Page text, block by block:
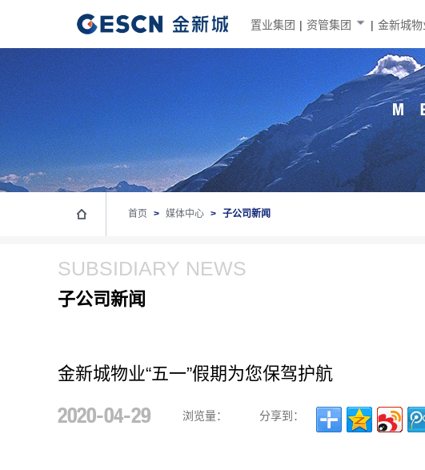
置业集团 | 资管集团 | 金新城物
首页 > 媒体中心 > 子公司新闻
SUBSIDIARY NEWS
子公司新闻
金新城物业“五一”假期为您保驾护航
2020-04-29 浏览量： 分享到：